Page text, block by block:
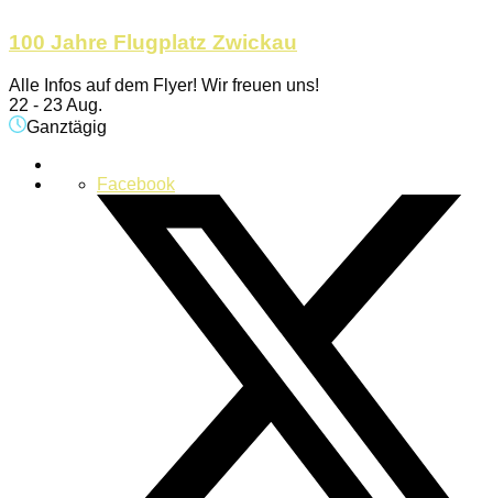
100 Jahre Flugplatz Zwickau
Alle Infos auf dem Flyer! Wir freuen uns!
22 - 23 Aug.
Ganztägig
Facebook